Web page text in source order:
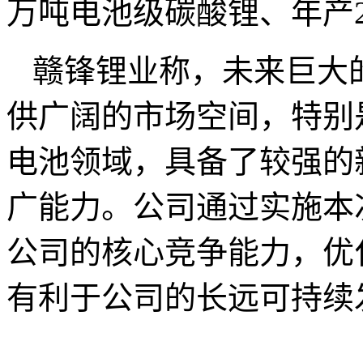
万吨电池级碳酸锂、年
赣锋锂业称，未来巨大
供广阔的市场空间，特
电池领域，具备了较强
广能力。公司通过实施
公司的核心竞争能力，
有利于公司的长远可持续